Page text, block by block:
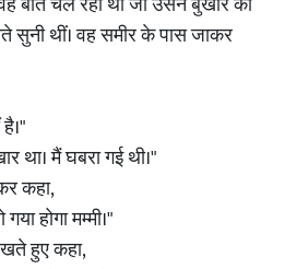
सुनी थीं। वह समीर के पास जाकर
था। मैं घबरा गई थी।"
कहा,
होगा मम्मी।"
हुए कहा,